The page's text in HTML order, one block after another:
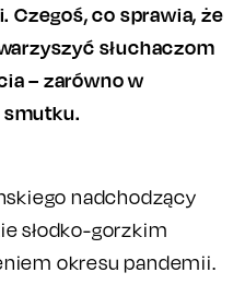
Czegoś, co sprawia, że
słuchaczom
– zarówno w
nadchodzący
słodko-gorzkim
okresu pandemii.